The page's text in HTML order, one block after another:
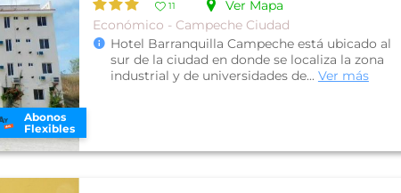
Abonos
Flexibles
11
Ver Mapa
Económico - Campeche Ciudad
Hotel Barranquilla Campeche está ubicado al
sur de la ciudad en donde se localiza la zona
industrial y de universidades de... Ver más